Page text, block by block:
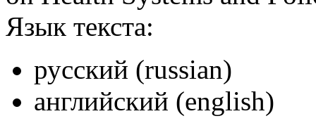
Язык текста:
русский (russian)
английский (english)